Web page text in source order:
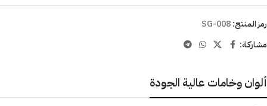
رمز المنتج:SG-008
مشاركـة:
ألوان وخامات عالية الجودة